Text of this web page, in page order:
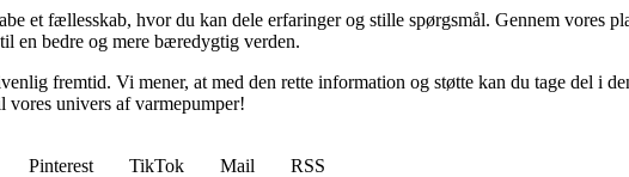
et fællesskab, hvor du kan dele erfaringer og stille spørgsmål. Gennem
en bedre og mere bæredygtig verden.
fremtid. Vi mener, at med den rette information og støtte kan du tage del i
univers af varmepumper!
Pinterest TikTok Mail
RSS